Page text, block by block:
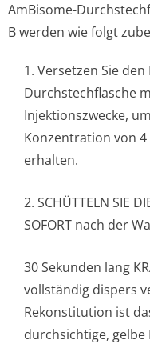
AmBisome-
B werden wie folgt
1. Versetzen Sie
Durchstechflasche
Injektionszwecke,
Konzentration von
erhalten.
2. SCHÜTTELN SIE
SOFORT nach der
30 Sekunden lang
vollständig dispers
Rekonstitution ist
durchsichtige,